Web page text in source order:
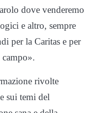
dove venderemo
e altro, sempre
per la Caritas e per
rivolte
sui temi del